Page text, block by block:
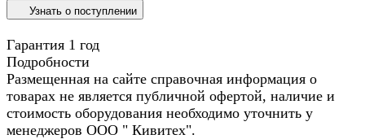
Узнать о поступлении
Гарантия 1 год
Подробности
Размещенная на сайте справочная информация о
товарах не является публичной офертой, наличие и
стоимость оборудования необходимо уточнить у
менеджеров ООО " Кивитех".